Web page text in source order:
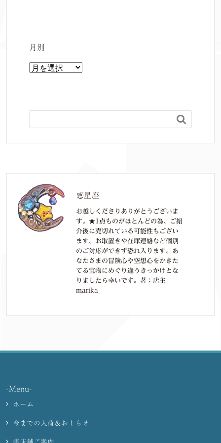
月別
月

惑星座
お越しくださりありがとうございま
す。★1点ものがほとんどの為、ご紹
介後に売切れている可能性もござい
ます。お取置きや在庫連絡など個別
のご対応ができず恐れ入ります。あ
なたさまの冒険心や空想心をかきた
てる宝物にめぐり逢うきっかけとな
りましたら幸いです。著：店主
marika
-Menu-
ホーム
今までの入荷＆おしらせ